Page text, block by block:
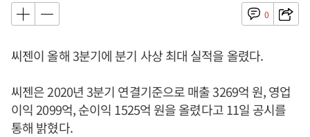
0
씨젠이 올해 3분기에 분기 사상 최대 실적을 올렸다.
씨젠은 2020년 3분기 연결기준으로 매출 3269억 원, 영업
이익 2099억, 순이익 1525억 원을 올렸다고 11일 공시를
통해 밝혔다.